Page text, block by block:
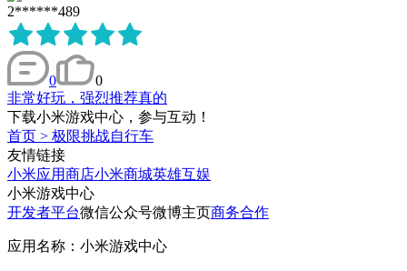
2******489
0
0
非常好玩，强烈推荐真的
下载小米游戏中心，参与互动！
首页 > 极限挑战自行车
友情链接
小米应用商店小米商城英雄互娱
小米游戏中心
开发者平台微信公众号微博主页商务合作
应用名称：小米游戏中心